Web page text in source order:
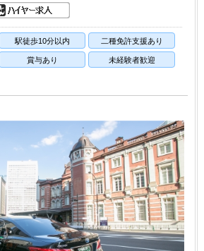
駅徒歩10分以内 二種免許支援あり
賞与あり 未経験者歓迎